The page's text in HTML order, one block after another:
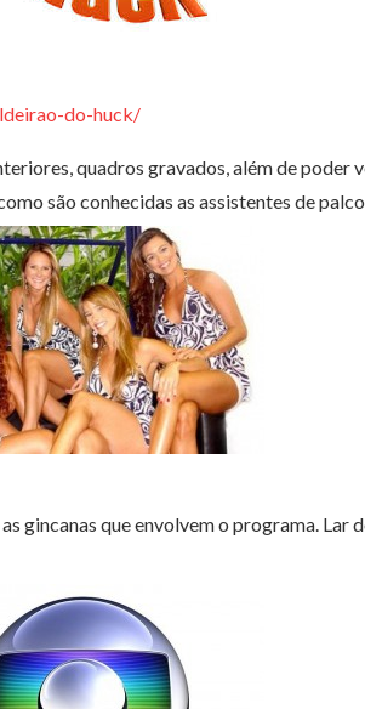
do-huck/
quadros gravados, além de poder
são conhecidas as assistentes de
gincanas que envolvem o programa. Lar